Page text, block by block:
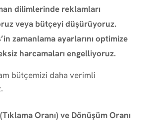
dilimlerinde reklamları
veya bütçeyi düşürüyoruz.
zamanlama ayarlarını optimize
harcamaları engelliyoruz.
bütçemizi daha verimli
Oranı) ve Dönüşüm Oranı